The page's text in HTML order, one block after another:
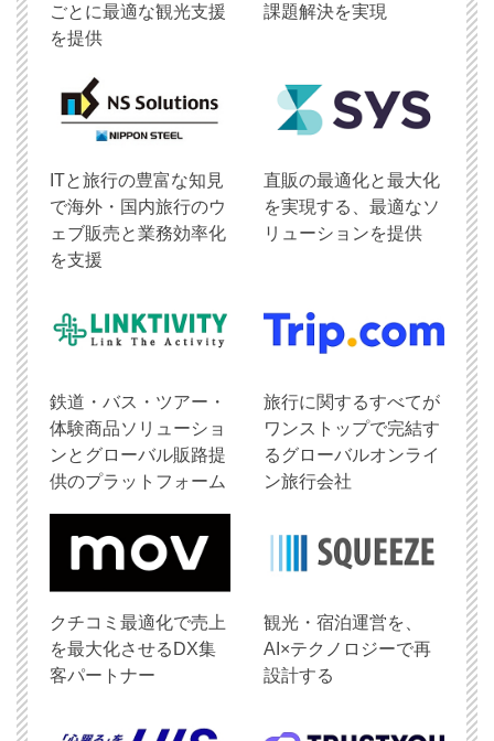
ごとに最適な観光支援
を提供
課題解決を実現
ITと旅行の豊富な知見
で海外・国内旅行のウ
ェブ販売と業務効率化
を支援
直販の最適化と最大化
を実現する、最適なソ
リューションを提供
鉄道・バス・ツアー・
体験商品ソリューショ
ンとグローバル販路提
供のプラットフォーム
旅行に関するすべてが
ワンストップで完結す
るグローバルオンライ
ン旅行会社
クチコミ最適化で売上
を最大化させるDX集
客パートナー
観光・宿泊運営を、
AI×テクノロジーで再
設計する